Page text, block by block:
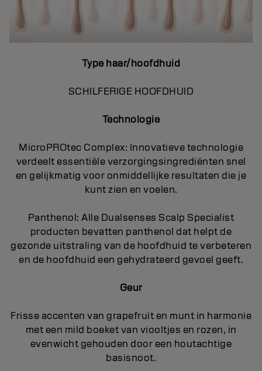
Type haar/hoofdhuid
SCHILFERIGE HOOFDHUID
Technologie
MicroPROtec Complex: Innovatieve technologie
verdeelt essentiële verzorgingsingrediënten snel
en gelijkmatig voor onmiddellijke resultaten die je
kunt zien en voelen.
Panthenol: Alle Dualsenses Scalp Specialist
producten bevatten panthenol dat helpt de
gezonde uitstraling van de hoofdhuid te verbeteren
en de hoofdhuid een gehydrateerd gevoel geeft.
Geur
Frisse accenten van grapefruit en munt in harmonie
met een mild boeket van viooltjes en rozen, in
evenwicht gehouden door een houtachtige
basisnoot.